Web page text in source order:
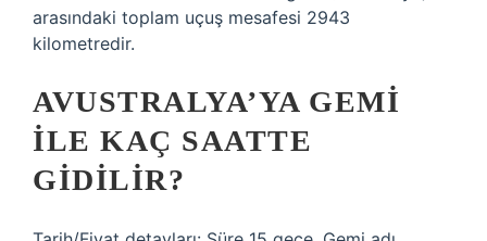
arasındaki toplam uçuş mesafesi 2943
kilometredir.
AVUSTRALYA’YA GEMI
ILE KAÇ SAATTE
GIDILIR?